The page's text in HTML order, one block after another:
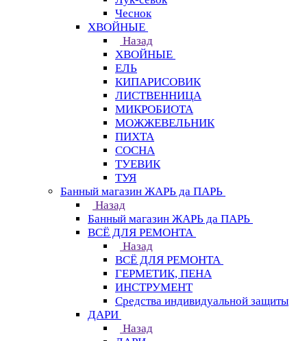
Чеснок
ХВОЙНЫЕ
Назад
ХВОЙНЫЕ
ЕЛЬ
КИПАРИСОВИК
ЛИСТВЕННИЦА
МИКРОБИОТА
МОЖЖЕВЕЛЬНИК
ПИХТА
СОСНА
ТУЕВИК
ТУЯ
Банный магазин ЖАРЬ да ПАРЬ
Назад
Банный магазин ЖАРЬ да ПАРЬ
ВСЁ ДЛЯ РЕМОНТА
Назад
ВСЁ ДЛЯ РЕМОНТА
ГЕРМЕТИК, ПЕНА
ИНСТРУМЕНТ
Средства индивидуальной защиты
ДАРИ
Назад